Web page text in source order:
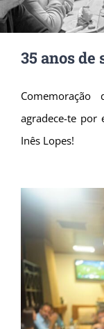
35 anos de
agradece-te por
Inês Lopes!